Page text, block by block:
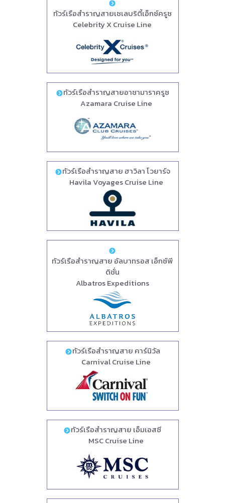
ทัวร์เรือสำราญสายเซเลบริตี้เอ็กซ์ครูซ
Celebrity X Cruise Line
ทัวร์เรือสำราญสายอาซามาราครูซ
Azamara Cruise Line
ทัวร์เรือสำราญสาย ฮาวิลา โวยาร์จ
Havila Voyages Cruise Line
ทัวร์เรือสำราญสาย อัลบาทรอส เอ็กซ์พี
ดิชั่น
Albatros Expeditions
ทัวร์เรือสำราญสาย คาร์นิวัล
Carnival Cruise Line
ทัวร์เรือสำราญสาย เอ็มเอสซี
MSC Cruise Line